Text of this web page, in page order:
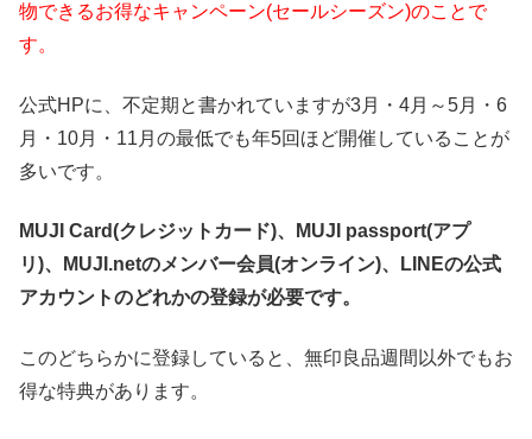
物できるお得なキャンペーン(セールシーズン)のことで
す。
公式HPに、不定期と書かれていますが3月・4月～5月・6
月・10月・11月の最低でも年5回ほど開催していることが
多いです。
MUJI Card(クレジットカード)、
MUJI passport(アプ
リ)、 MUJI.netのメンバー会員(オンライン)、 LINEの公式
アカウントのどれかの登録が必要です。
このどちらかに登録していると、無印良品週間以外でもお
得な特典があります。